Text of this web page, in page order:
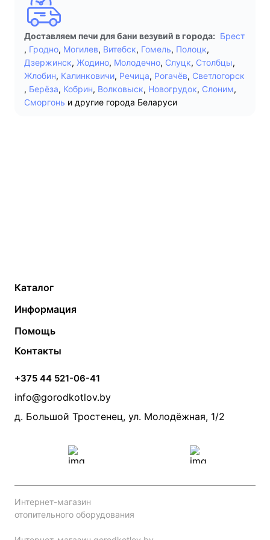
Доставляем печи для бани везувий в города: Брест
, Гродно, Могилев, Витебск, Гомель, Полоцк,
Дзержинск, Жодино, Молодечно, Слуцк, Столбцы,
Жлобин, Калинковичи, Речица, Рогачёв, Светлогорск
, Берёза, Кобрин, Волковыск, Новогрудок, Слоним,
Сморгонь и другие города Беларуси
Каталог
Твердотопливные котлы
Электрические котлы
Банные печи
Камины и печи
Теплый пол
Радиаторы
Насосы
Дымоходы
Информация
Контакты
Статьи
Акции
Производители
Помощь
Монтаж систем отопления
Прайс по монтажу систем отопления
Проект систем отопления
Контакты
+375 44 521-06-41
info@gorodkotlov.by
д. Большой Тростенец, ул. Молодёжная, 1/2
Интернет-магазин
отопительного оборудования